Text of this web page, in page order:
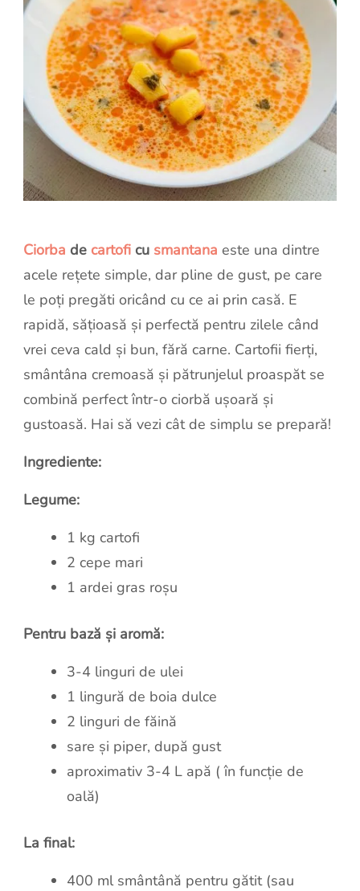
Ciorba de cartofi cu smantana este una dintre
acele rețete simple, dar pline de gust, pe care
le poți pregăti oricând cu ce ai prin casă. E
rapidă, sățioasă și perfectă pentru zilele când
vrei ceva cald și bun, fără carne. Cartofii fierți,
smântâna cremoasă și pătrunjelul proaspăt se
combină perfect într-o ciorbă ușoară și
gustoasă. Hai să vezi cât de simplu se prepară!
Ingrediente:
Legume:
1 kg cartofi
2 cepe mari
1 ardei gras roșu
Pentru bază și aromă:
3-4 linguri de ulei
1 lingură de boia dulce
2 linguri de făină
sare și piper, după gust
aproximativ 3-4 L apă ( în funcție de
oală)
La final:
400 ml smântână pentru gătit (sau